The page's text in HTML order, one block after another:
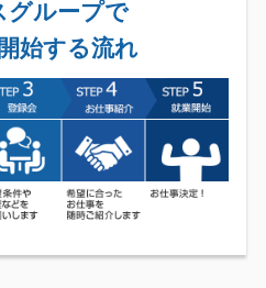
グループで
始する流れ